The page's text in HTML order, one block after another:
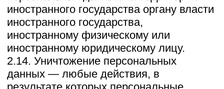
— сообщать в уполномоченный орган по
защите прав субъектов персональных
данных по запросу этого органа
необходимую информацию в течение 10
дней с даты получения такого запроса;
— публиковать или иным образом
обеспечивать неограниченный доступ к
настоящей Политике в отношении
обработки персональных данных;